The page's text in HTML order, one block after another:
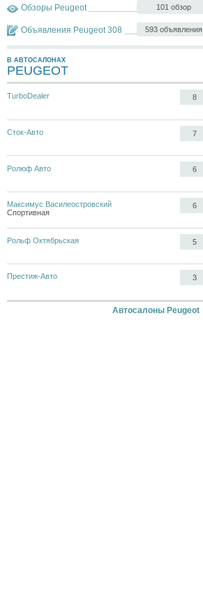
101 обзор
Обзоры Peugeot
593 объявления
Объявления Peugeot 308
В АВТОСАЛОНАХ
PEUGEOT
TurboDealer 8
Сток-Авто 7
Ролюф Авто 6
Максимус Василеостровский
Спортивная
6
Рольф Октябрьская 5
Престиж-Авто 3
Автосалоны Peugeot